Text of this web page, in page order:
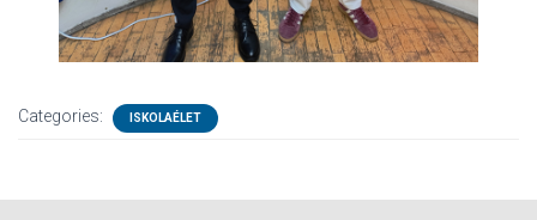
Categories: ISKOLAÉLET